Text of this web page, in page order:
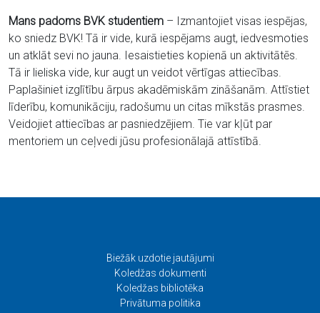
Mans padoms BVK studentiem – Izmantojiet visas iespējas,
ko sniedz BVK! Tā ir vide, kurā iespējams augt, iedvesmoties
un atklāt sevi no jauna. Iesaistieties kopienā un aktivitātēs.
Tā ir lieliska vide, kur augt un veidot vērtīgas attiecības.
Paplašiniet izglītību ārpus akadēmiskām zināšanām. Attīstiet
līderību, komunikāciju, radošumu un citas mīkstās prasmes.
Veidojiet attiecības ar pasniedzējiem. Tie var kļūt par
mentoriem un ceļvedi jūsu profesionālajā attīstībā.
Biežāk uzdotie jautājumi
Koledžas dokumenti
Koledžas bibliotēka
Privātuma politika